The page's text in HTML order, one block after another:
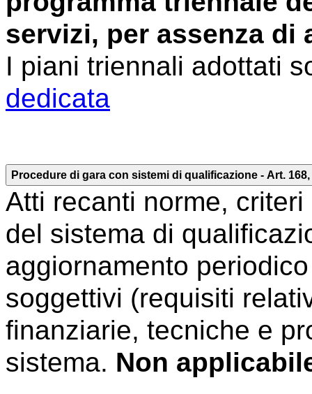
servizi, per assenza
I piani triennali adottati
dedicata
Procedure di gara con sistemi di qualificazione - Art. 168,
Atti recanti norme,
del sistema di
aggiornamento
soggettivi (requisiti
finanziarie, tecniche e
sistema. Non